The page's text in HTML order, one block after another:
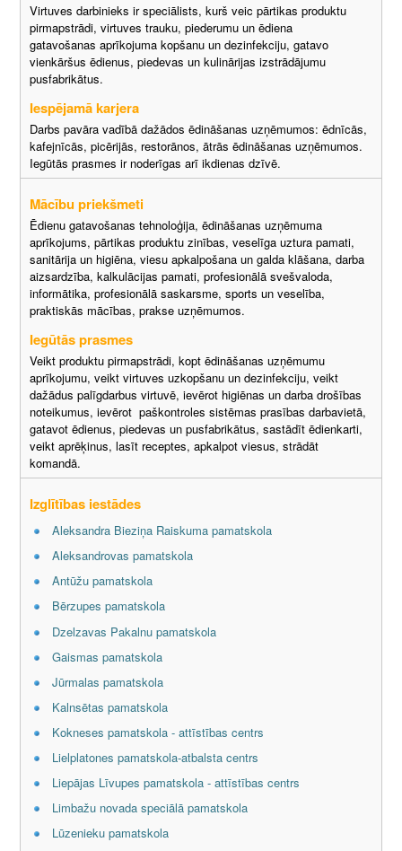
Virtuves darbinieks ir speciālists, kurš veic pārtikas produktu
pirmapstrādi, virtuves trauku, piederumu un ēdiena
gatavošanas aprīkojuma kopšanu un dezinfekciju, gatavo
vienkāršus ēdienus, piedevas un kulinārijas izstrādājumu
pusfabrikātus.
Iespējamā karjera
Darbs pavāra vadībā dažādos ēdināšanas uzņēmumos: ēdnīcās,
kafejnīcās, picērijās, restorānos, ātrās ēdināšanas uzņēmumos.
Iegūtās prasmes ir noderīgas arī ikdienas dzīvē.
Mācību priekšmeti
Ēdienu gatavošanas tehnoloģija, ēdināšanas uzņēmuma
aprīkojums, pārtikas produktu zinības, veselīga uztura pamati,
sanitārija un higiēna, viesu apkalpošana un galda klāšana, darba
aizsardzība, kalkulācijas pamati, profesionālā svešvaloda,
informātika, profesionālā saskarsme, sports un veselība,
praktiskās mācības, prakse uzņēmumos.
Iegūtās prasmes
Veikt produktu pirmapstrādi, kopt ēdināšanas uzņēmumu
aprīkojumu, veikt virtuves uzkopšanu un dezinfekciju, veikt
dažādus palīgdarbus virtuvē, ievērot higiēnas un darba drošības
noteikumus, ievērot paškontroles sistēmas prasības darbavietā,
gatavot ēdienus, piedevas un pusfabrikātus, sastādīt ēdienkarti,
veikt aprēķinus, lasīt receptes, apkalpot viesus, strādāt
komandā.
Izglītības iestādes
Aleksandra Bieziņa Raiskuma pamatskola
Aleksandrovas pamatskola
Antūžu pamatskola
Bērzupes pamatskola
Dzelzavas Pakalnu pamatskola
Gaismas pamatskola
Jūrmalas pamatskola
Kalnsētas pamatskola
Kokneses pamatskola - attīstības centrs
Lielplatones pamatskola-atbalsta centrs
Liepājas Līvupes pamatskola - attīstības centrs
Limbažu novada speciālā pamatskola
Lūzenieku pamatskola